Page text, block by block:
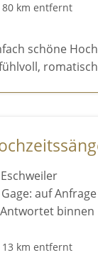
80 km entfernt
schöne
Eschweiler
Gage: auf Anfrage
binnen
13 km entfernt